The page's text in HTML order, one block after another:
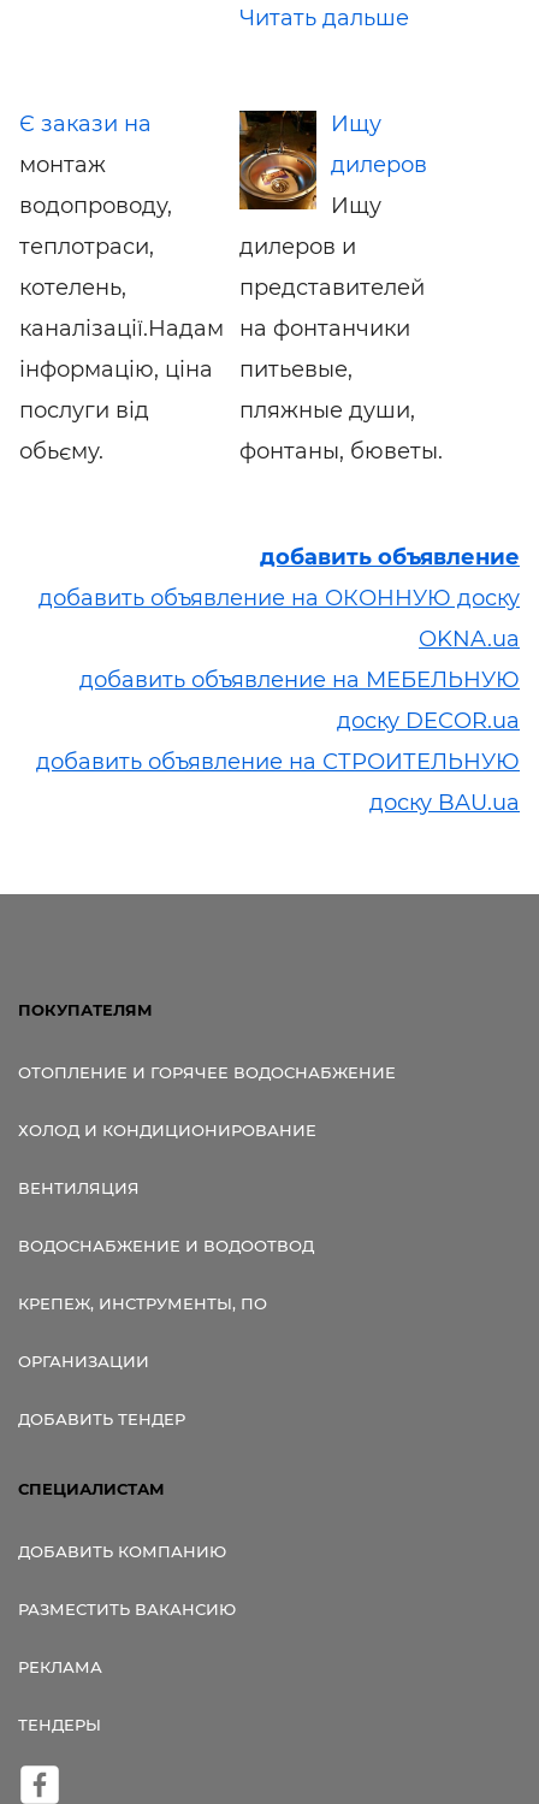
Читать дальше
Є закази на
монтаж
водопроводу,
теплотраси,
котелень,
каналізації.Надам
інформацію, ціна
послуги від
обьєму.
Ищу
дилеров
Ищу
дилеров и
представителей
на фонтанчики
питьевые,
пляжные души,
фонтаны, бюветы.
добавить объявление
добавить объявление на ОКОННУЮ доску
OKNA.ua
добавить объявление на МЕБЕЛЬНУЮ
доску DECOR.ua
добавить объявление на СТРОИТЕЛЬНУЮ
доску BAU.ua
ПОКУПАТЕЛЯМ
ОТОПЛЕНИЕ И ГОРЯЧЕЕ ВОДОСНАБЖЕНИЕ
ХОЛОД И КОНДИЦИОНИРОВАНИЕ
ВЕНТИЛЯЦИЯ
ВОДОСНАБЖЕНИЕ И ВОДООТВОД
КРЕПЕЖ, ИНСТРУМЕНТЫ, ПО
ОРГАНИЗАЦИИ
ДОБАВИТЬ ТЕНДЕР
СПЕЦИАЛИСТАМ
ДОБАВИТЬ КОМПАНИЮ
РАЗМЕСТИТЬ ВАКАНСИЮ
РЕКЛАМА
ТЕНДЕРЫ